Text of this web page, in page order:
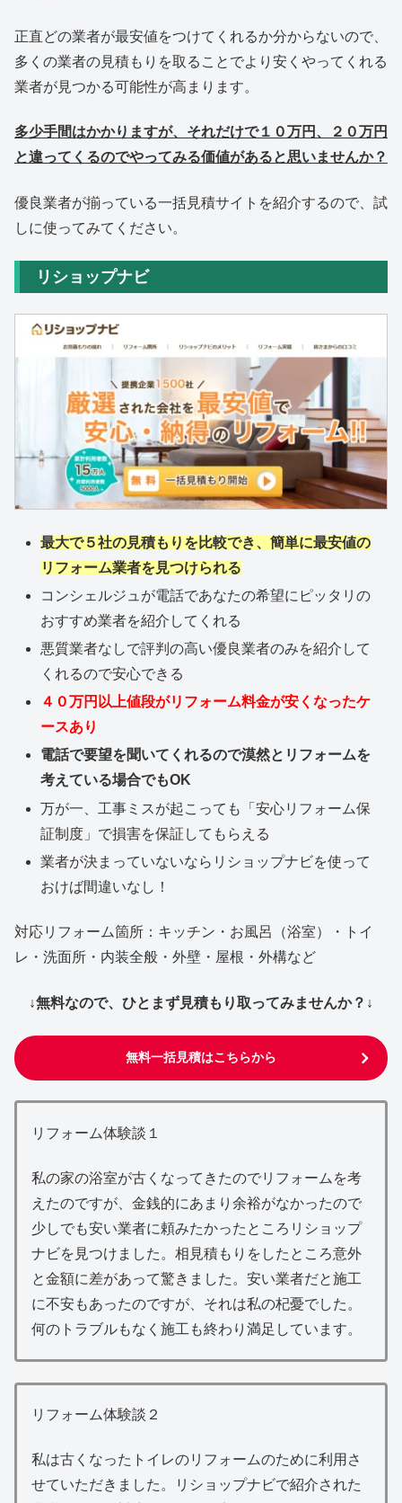
正直どの業者が最安値をつけてくれるか分からないので、
多くの業者の見積もりを取ることでより安くやってくれる
業者が見つかる可能性が高まります。
多少手間はかかりますが、それだけで１０万円、２０万円
と違ってくるのでやってみる価値があると思いませんか？
優良業者が揃っている一括見積サイトを紹介するので、試
しに使ってみてください。
リショップナビ
最大で５社の見積もりを比較でき、簡単に最安値の
リフォーム業者を見つけられる
コンシェルジュが電話であなたの希望にピッタリの
おすすめ業者を紹介してくれる
悪質業者なしで評判の高い優良業者のみを紹介して
くれるので安心できる
４０万円以上値段がリフォーム料金が安くなったケ
ースあり
電話で要望を聞いてくれるので漠然とリフォームを
考えている場合でもOK
万が一、工事ミスが起こっても「安心リフォーム保
証制度」で損害を保証してもらえる
業者が決まっていないならリショップナビを使って
おけば間違いなし！
対応リフォーム箇所：キッチン・お風呂（浴室）・トイ
レ・洗面所・内装全般・外壁・屋根・外構など
↓無料なので、ひとまず見積もり取ってみませんか？↓
無料一括見積はこちらから
リフォーム体験談１
私の家の浴室が古くなってきたのでリフォームを考
えたのですが、金銭的にあまり余裕がなかったので
少しでも安い業者に頼みたかったところリショップ
ナビを見つけました。相見積もりをしたところ意外
と金額に差があって驚きました。安い業者だと施工
に不安もあったのですが、それは私の杞憂でした。
何のトラブルもなく施工も終わり満足しています。
リフォーム体験談２
私は古くなったトイレのリフォームのために利用さ
せていただきました。リショップナビで紹介された